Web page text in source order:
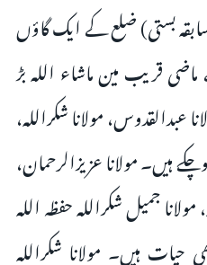
بستی) ضلع کے ایک گاؤں
قریب مین ماشاء اللہ بڑ
مولانا شکراللہ،
ہیں۔ مولانا عزیزالرحمان،
مولانا جمیل شکراللہ حفظہ اللہ
ہیں۔ مولانا شکراللہ